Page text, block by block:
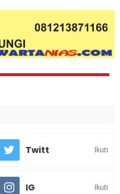
Twitt Ikuti
IG Ikuti